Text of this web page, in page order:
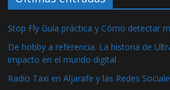
Stop Fly Guía práctica y Cómo detectar
De hobby a referencia. La historia de
impacto en el mundo digital
Radio Taxi en Aljarafe y las Redes